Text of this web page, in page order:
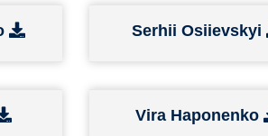
Serhii Osiievskyi
Vira Haponenko